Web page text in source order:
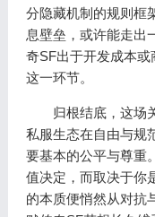
分隐藏机制的规则框
息壁垒，或许能走出
奇SF出于开发成本
这一环节。
归根结底，这场关
私服生态在自由与规
要基本的公平与尊重
值决定，而取决于你
的本质便悄然从对抗